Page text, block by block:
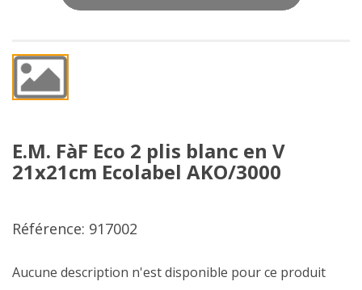
E.M. FàF Eco 2 plis blanc en V
21x21cm Ecolabel AKO/3000
Référence: 917002
Aucune description n'est disponible pour ce produit